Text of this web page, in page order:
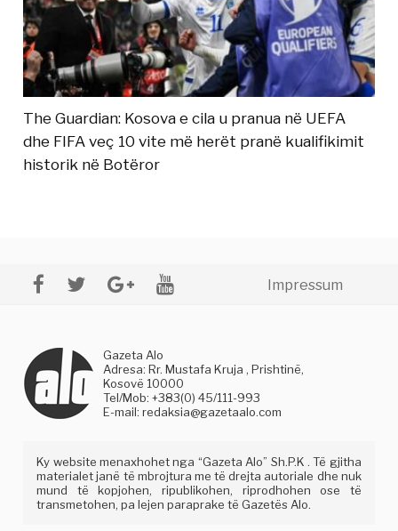
The Guardian: Kosova e cila u pranua në UEFA
dhe FIFA veç 10 vite më herët pranë kualifikimit
historik në Botëror
Impressum
Gazeta Alo
Adresa: Rr. Mustafa Kruja , Prishtinë,
Kosovë 10000
Tel/Mob: +383(0) 45/111-993
E-mail:redaksia@gazetaalo.com
Ky website menaxhohet nga “Gazeta Alo” Sh.P.K . Të gjitha
materialet janë të mbrojtura me të drejta autoriale dhe nuk
mund të kopjohen, ripublikohen, riprodhohen ose të
transmetohen, pa lejen paraprake të Gazetës Alo.